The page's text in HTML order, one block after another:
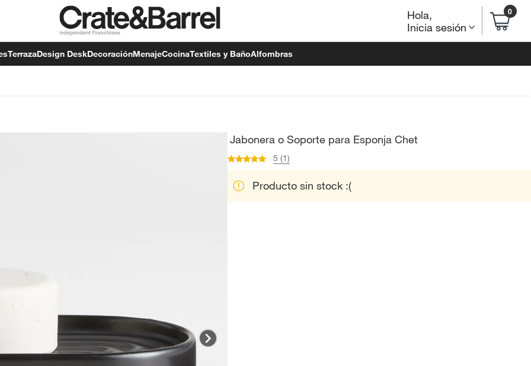
Hola,
Inicia sesión
0
TerrazaDesign DeskDecoraciónMenajeCocinaTextiles y BañoAlfombras
Jabonera o Soporte para Esponja Chet
5 (1)
Producto sin stock :(